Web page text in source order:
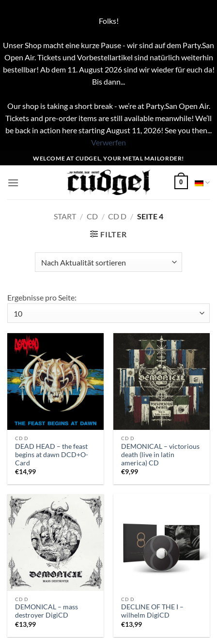
Folks!
Unser Shop macht eine kurze Pause - wir sind auf dem Party.San
Open Air. Tickets und Vorbestellartikel sind natürlich weiterhin
bestellbar! Ab dem 11. August 2026 sind wir wieder für euch da!
Bis dann...
Our shop is taking a short break - we’re at Party.San Open Air.
Tickets and pre-order items are still available meanwhile! We’ll
be back in action here starting August 11, 2026! See you then...
Verwerfen
Inhalt
springen
WELCOME AT CUDGEL, YOUR METAL MAILORDER!
0
START / CD / CD D / SEITE 4
FILTER
Ergebnisse pro Seite:
CD D
DEAD HEAD – the feast
begins at dawn DCD+O-
Card
€14,99
CD D
DEMONICAL – victorious
death (live in latin
america) CD
€9,99
CD D
DEMONICAL – mass
destroyer DigiCD
€13,99
CD D
DECLINE OF THE I –
wilhelm DigiCD
€13,99